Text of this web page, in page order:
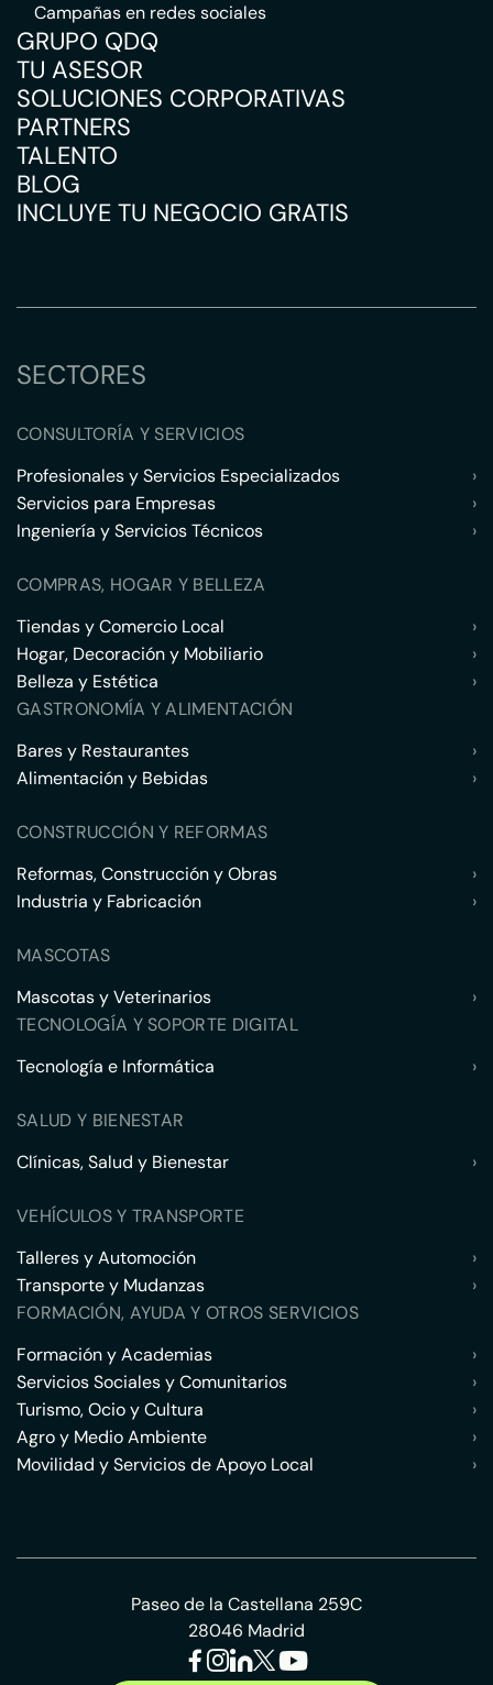
Campañas en redes sociales
GRUPO QDQ
TU ASESOR
SOLUCIONES CORPORATIVAS
PARTNERS
TALENTO
BLOG
INCLUYE TU NEGOCIO GRATIS
SECTORES
CONSULTORÍA Y SERVICIOS
Profesionales y Servicios Especializados
›
Servicios para Empresas
›
Ingeniería y Servicios Técnicos
›
COMPRAS, HOGAR Y BELLEZA
Tiendas y Comercio Local
›
Hogar, Decoración y Mobiliario
›
Belleza y Estética
›
GASTRONOMÍA Y ALIMENTACIÓN
Bares y Restaurantes
›
Alimentación y Bebidas
›
CONSTRUCCIÓN Y REFORMAS
Reformas, Construcción y Obras
›
Industria y Fabricación
›
MASCOTAS
Mascotas y Veterinarios
›
TECNOLOGÍA Y SOPORTE DIGITAL
Tecnología e Informática
›
SALUD Y BIENESTAR
Clínicas, Salud y Bienestar
›
VEHÍCULOS Y TRANSPORTE
Talleres y Automoción
›
Transporte y Mudanzas
›
FORMACIÓN, AYUDA Y OTROS SERVICIOS
Formación y Academias
›
Servicios Sociales y Comunitarios
›
Turismo, Ocio y Cultura
›
Agro y Medio Ambiente
›
Movilidad y Servicios de Apoyo Local
›
Paseo de la Castellana 259C
28046 Madrid